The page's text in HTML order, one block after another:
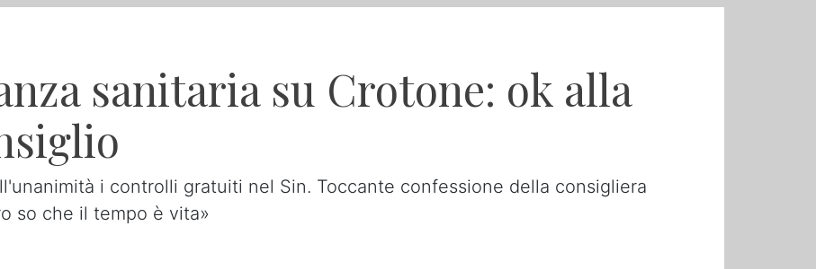
sanitaria su Crotone: ok alla
i controlli gratuiti nel Sin. Toccante confessione della consigliera
so che il tempo è vita»